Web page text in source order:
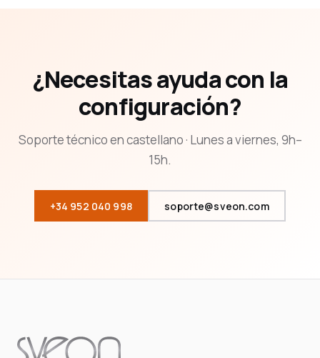
¿Necesitas ayuda con la
configuración?
Soporte técnico en castellano · Lunes a viernes, 9h–
15h.
+34 952 040 998 soporte@sveon.com